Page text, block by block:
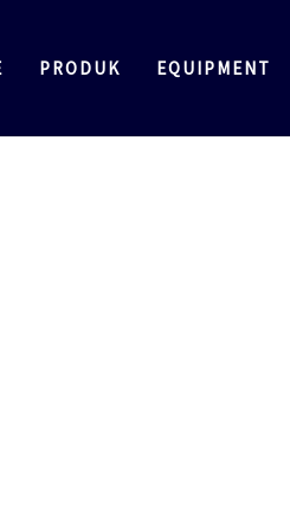
PRODUK EQUIPMENT